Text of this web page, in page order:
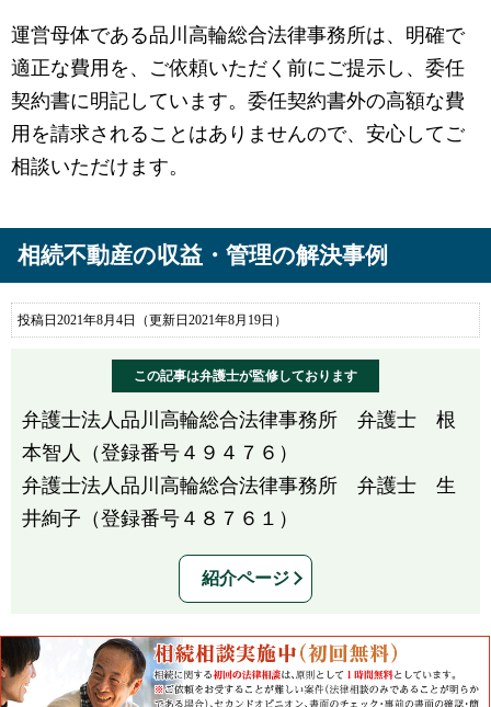
運営母体である品川高輪総合法律事務所は、明確で
適正な費用を、ご依頼いただく前にご提示し、委任
契約書に明記しています。委任契約書外の高額な費
用を請求されることはありませんので、安心してご
相談いただけます。
相続不動産の収益・管理の解決事例
投稿日2021年8月4日 （更新日2021年8月19日）
この記事は弁護士が監修しております
弁護士法人品川高輪総合法律事務所 弁護士 根
本智人（登録番号４９４７６）
弁護士法人品川高輪総合法律事務所 弁護士 生
井絢子（登録番号４８７６１）
紹介ページ